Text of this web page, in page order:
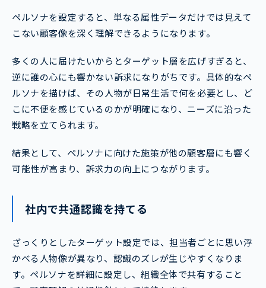
ペルソナを設定すると、単なる属性データだけでは見えて
こない顧客像を深く理解できるようになります。
多くの人に届けたいからとターゲット層を広げすぎると、
逆に誰の心にも響かない訴求になりがちです。具体的なペ
ルソナを描けば、その人物が日常生活で何を必要とし、ど
こに不便を感じているのかが明確になり、ニーズに沿った
戦略を立てられます。
結果として、ペルソナに向けた施策が他の顧客層にも響く
可能性が高まり、訴求力の向上につながります。
社内で共通認識を持てる
ざっくりとしたターゲット設定では、担当者ごとに思い浮
かべる人物像が異なり、認識のズレが生じやすくなりま
す。ペルソナを詳細に設定し、組織全体で共有すること